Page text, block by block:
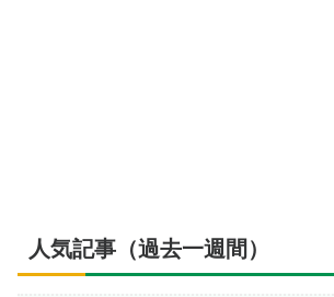
人気記事（過去一週間）